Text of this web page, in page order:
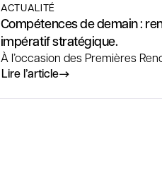
ACTUALITÉ
Compétences de demain :
impératif stratégique.
À l’occasion des Premières
Lire l’article